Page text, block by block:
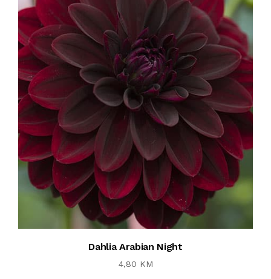
Dahlia Arabian Night
4,80 KM